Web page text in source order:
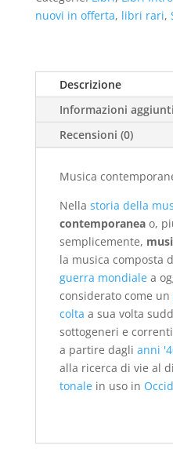
ed1992)
nuovi in offerta, libri rari,
Descrizione
Informazioni
Recensioni (0)
Musica
Nella storia della
contemporaneao,
semplicemente,
la musica composta
guerra mondialea
considerato come un
colta a sua volta
sottogeneri e
a partire dagli anni
alla ricerca di vie al
tonalein uso in